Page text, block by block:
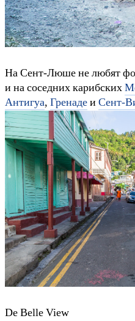
На Сент-Люше не любят
и на соседних карибских
Антигуа, Гренадеи Сент-
De Belle View